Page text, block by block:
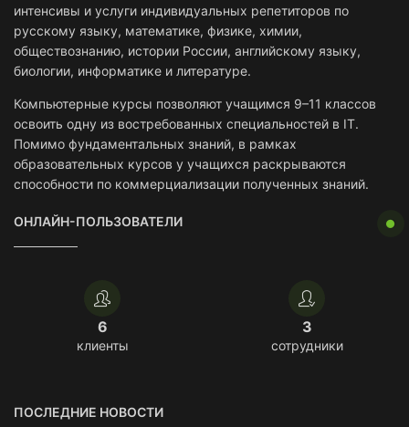
интенсивы и услуги индивидуальных репетиторов по
русскому языку, математике, физике, химии,
обществознанию, истории России, английскому языку,
биологии, информатике и литературе.
Компьютерные курсы позволяют учащимся 9–11 классов
освоить одну из востребованных специальностей в IT.
Помимо фундаментальных знаний, в рамках
образовательных курсов у учащихся раскрываются
способности по коммерциализации полученных знаний.
ОНЛАЙН-ПОЛЬЗОВАТЕЛИ
6
клиенты
3
сотрудники
ПОСЛЕДНИЕ НОВОСТИ